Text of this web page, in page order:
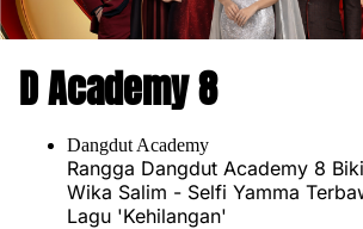
D Academy 8
Dangdut Academy
Rangga Dangdut Academy 8
Wika Salim - Selfi Yamma
Lagu 'Kehilangan'